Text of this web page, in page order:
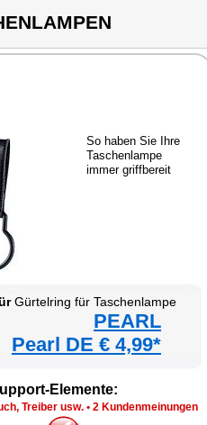
So haben Sie Ihre
Taschenlampe
immer griffbereit
Gürtelring für Taschenlampe
PEARL
Pearl DE € 4,99*
Elemente:
Treiber usw. • 2 Kundenmeinungen